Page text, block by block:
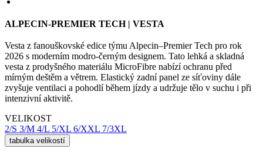
2026 s moderním modro-černým designem. Tato lehká a skladná
mírným deštěm a větrem. Elastický zadní panel ze síťoviny dále
intenzivní aktivitě.
VELIKOST
2/S 3/M 4/L 5/XL 6/XXL 7/3XL
tabulka velikostí
Skladem > 5 ksk expedici do 1 dne
Cena2 390 Kč
PŘIDAT DO KOŠÍKU